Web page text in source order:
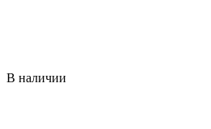
В наличии